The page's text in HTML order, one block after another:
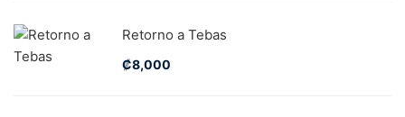
Retorno a Tebas
₡8,000